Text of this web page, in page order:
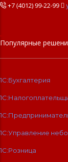
+7 (4012) 99-22-99 
Популярные
1С:Бухгалтерия
1С:Управление
1С:Розница